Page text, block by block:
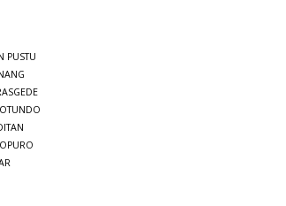
PUSTU